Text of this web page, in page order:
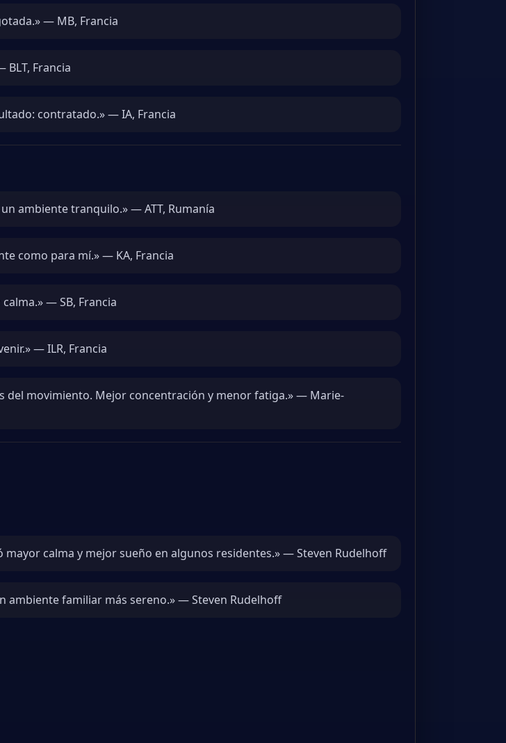
— MB, Francia
Francia
contratado.» — IA, Francia
ambiente tranquilo.» — ATT, Rumanía
como para mí.» — KA, Francia
— SB, Francia
— ILR, Francia
del movimiento. Mejor concentración y menor fatiga.» — Marie-
calma y mejor sueño en algunos residentes.» — Steven Rudelhoff
ambiente familiar más sereno.» — Steven Rudelhoff